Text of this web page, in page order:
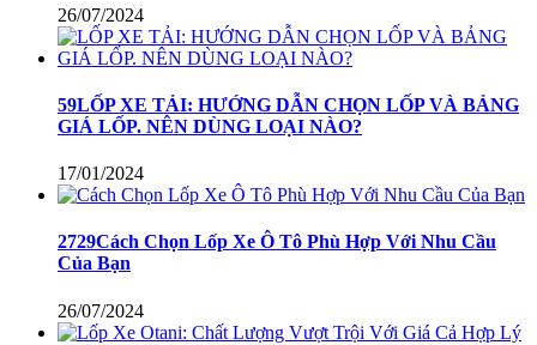
26/07/2024
59LỐP XE TẢI: HƯỚNG DẪN CHỌN LỐP VÀ BẢNG
GIÁ LỐP. NÊN DÙNG LOẠI NÀO?
17/01/2024
2729Cách Chọn Lốp Xe Ô Tô Phù Hợp Với Nhu Cầu
Của Bạn
26/07/2024